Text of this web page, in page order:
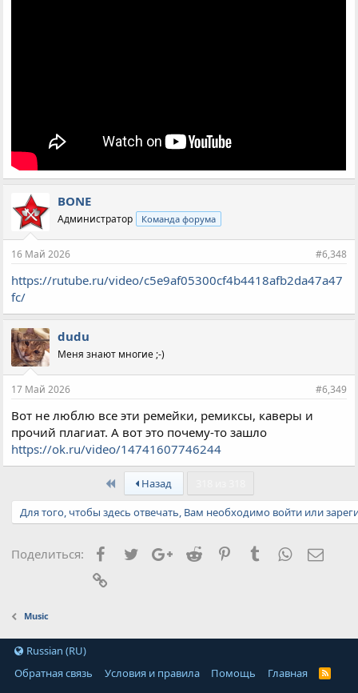
BONE
Администратор Команда форума
16 Май 2026 #6,348
https://rutube.ru/video/c5e9af05300cf4b4418afb2da47a47
fc/
dudu
Меня знают многие ;-)
17 Май 2026 #6,349
Вот не люблю все эти ремейки, ремиксы, каверы и
прочий плагиат. А вот это почему-то зашло
https://ok.ru/video/14741607746244
First Назад
Для того, чтобы здесь отвечать, Вам необходимо войти или
Поделиться: Facebook
TwitterGoogle+
Reddit PinterestTumblrWhatsApp
Music
Russian (RU)
Обратная связь
Условия и правила Помощь Главная